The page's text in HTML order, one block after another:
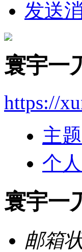
发送
寰宇一
https://
主题
个
寰宇一
邮箱